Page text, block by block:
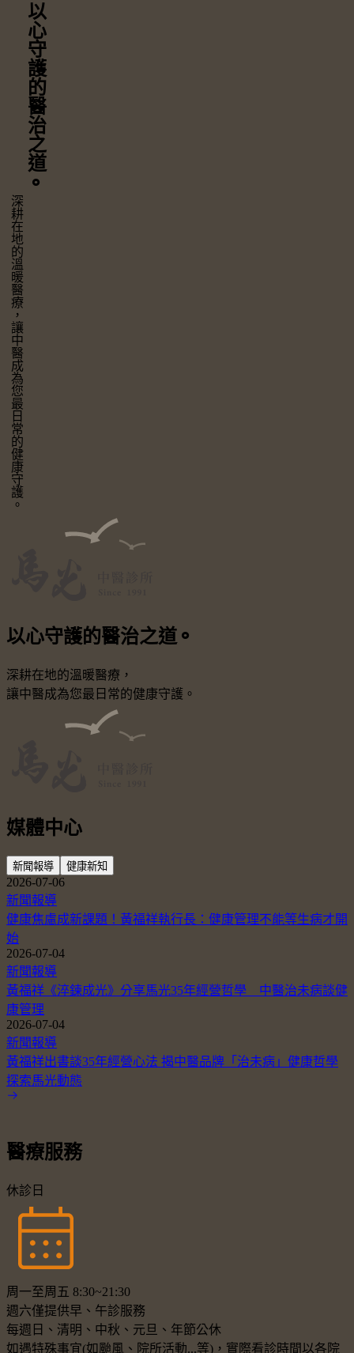
以心守護
的醫治之道
⚬
深耕在地的溫暖醫療，
讓中醫成為您最日常的健康守護。
以心守護的醫治之道 ⚬
深耕在地的溫暖醫療，
讓中醫成為您最日常的健康守護。
媒體中心
新聞報導 健康新知
2026-07-06
新聞報導
健康焦慮成新課題！黃福祥執行長：健康管理不能等生病才開
始
2026-07-04
新聞報導
黃福祥《淬鍊成光》分享馬光35年經營哲學 中醫治未病談健
康管理
2026-07-04
新聞報導
黃福祥出書談35年經營心法 揭中醫品牌「治未病」健康哲學
探索馬光動態
醫療服務
休診日
周一至周五 8:30~21:30
週六僅提供早、午診服務
每週日、清明、中秋、元旦、年節公休
如遇特殊事宜(如颱風、院所活動...等)，實際看診時間以各院